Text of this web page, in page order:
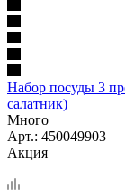
Набор посуды 3
салатник)
Много
Арт.: 450049903
Акция